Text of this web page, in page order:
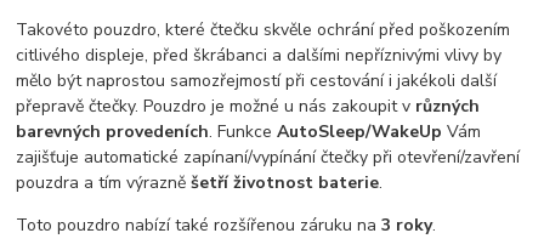
Takovéto pouzdro, které čtečku skvěle ochrání před poškozením
citlivého displeje, před škrábanci a dalšími nepříznivými vlivy by
mělo být naprostou samozřejmostí při cestování i jakékoli další
přepravě čtečky. Pouzdro je možné u nás zakoupit v různých
barevných provedeních. FunkceAutoSleep/WakeUp Vám
zajišťuje automatické zapínaní/vypínání čtečky při otevření/zavření
pouzdra a tím výrazněšetří životnost baterie.
Toto pouzdro nabízí také rozšířenou záruku na3 roky.